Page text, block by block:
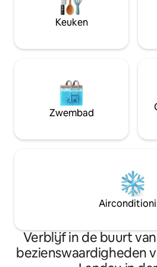
Keuken
Zwembad
Verblijf in de buurt
bezienswaardigheden